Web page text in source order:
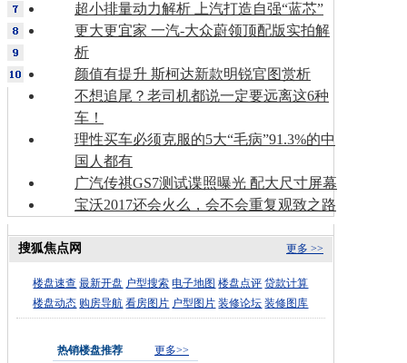
超小排量动力解析 上汽打造自强“蓝芯”
更大更宜家 一汽-大众蔚领顶配版实拍解
析
颜值有提升 斯柯达新款明锐官图赏析
不想追尾？老司机都说一定要远离这6种
车！
理性买车必须克服的5大“毛病”91.3%的中
国人都有
广汽传祺GS7测试谍照曝光 配大尺寸屏幕
宝沃2017还会火么，会不会重复观致之路
更多 >>
搜狐焦点网
楼盘速查 最新开盘 户型搜索 电子地图 楼盘点评 贷款计算
楼盘动态 购房导航 看房图片 户型图片 装修论坛 装修图库
热销楼盘推荐 更多>>